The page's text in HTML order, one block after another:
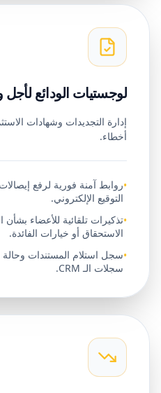
لوجستيات الودائع لأجل
إدارة التجديدات وشهادات
أخطاء.
•روابط آمنة فورية لرفع
التوقيع الإلكتروني.
•تذكيرات تلقائية للأعضاء بشأن
الاستحقاق أو خيارات الفائدة.
•سجل استلام المستندات
سجلات الـ CRM.